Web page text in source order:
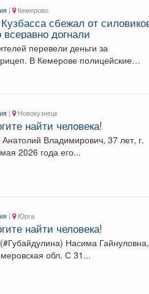
| Кемерово
сбежал от
всеравно догнали
перевели деньги за
| Новокузнецк
найти человека!
Владимирович, 37 лет, г.
С 25 мая 2026 года его...
| Юрга
найти человека!
Насима
года , г. #Юрга, #Кемеровская обл. С 31...